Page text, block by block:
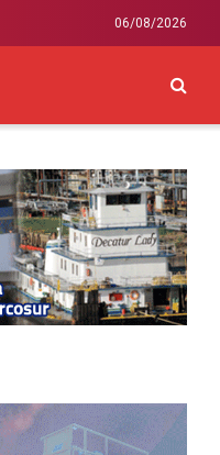
06/08/2026